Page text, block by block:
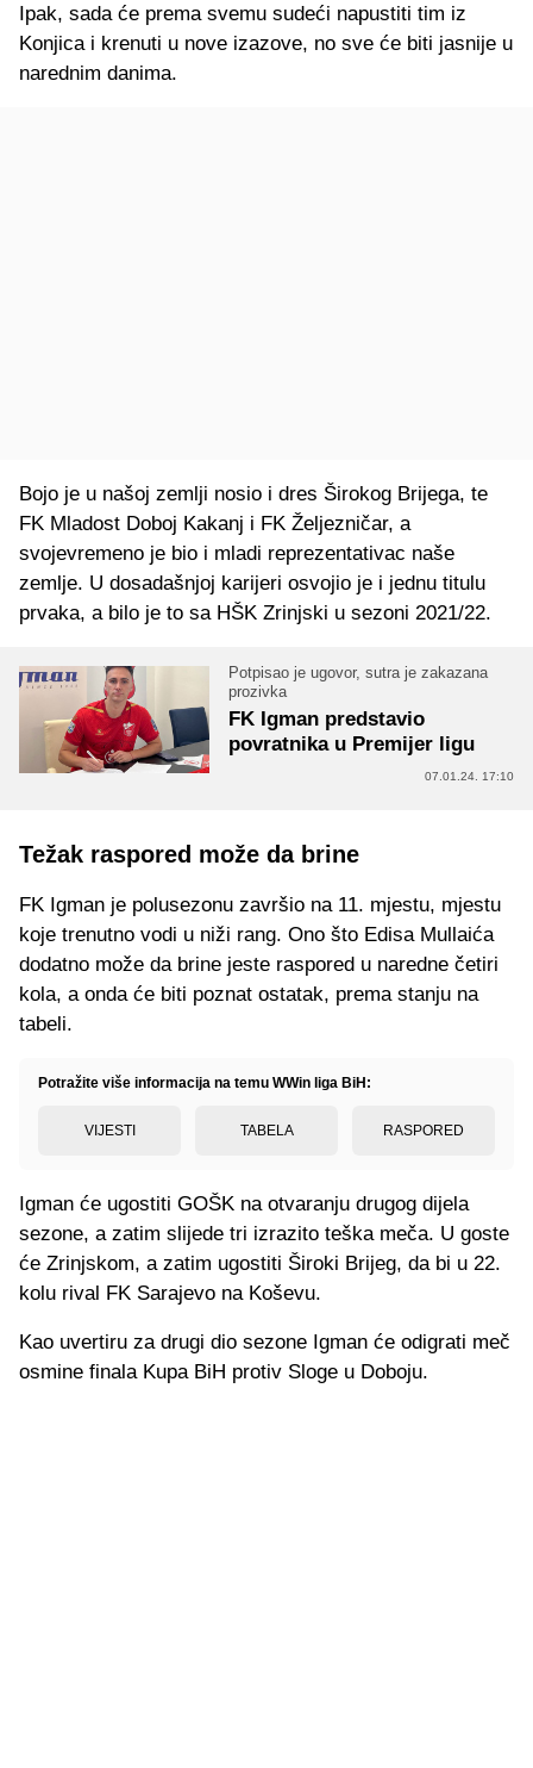
Ipak, sada će prema svemu sudeći napustiti tim iz
Konjica i krenuti u nove izazove, no sve će biti jasnije u
narednim danima.
Bojo je u našoj zemlji nosio i dres Širokog Brijega, te
FK Mladost Doboj Kakanj i FK Željezničar, a
svojevremeno je bio i mladi reprezentativac naše
zemlje. U dosadašnjoj karijeri osvojio je i jednu titulu
prvaka, a bilo je to sa HŠK Zrinjski u sezoni 2021/22.
Potpisao je ugovor, sutra je zakazana
prozivka
FK Igman predstavio
povratnika u Premijer ligu
07.01.24. 17:10
Težak raspored može da brine
FK Igman je polusezonu završio na 11. mjestu, mjestu
koje trenutno vodi u niži rang. Ono što Edisa Mullaića
dodatno može da brine jeste raspored u naredne četiri
kola, a onda će biti poznat ostatak, prema stanju na
tabeli.
Potražite više informacija na temu WWin liga BiH:
VIJESTI TABELA RASPORED
Igman će ugostiti GOŠK na otvaranju drugog dijela
sezone, a zatim slijede tri izrazito teška meča. U goste
će Zrinjskom, a zatim ugostiti Široki Brijeg, da bi u 22.
kolu rival FK Sarajevo na Koševu.
Kao uvertiru za drugi dio sezone Igman će odigrati meč
osmine finala Kupa BiH protiv Sloge u Doboju.